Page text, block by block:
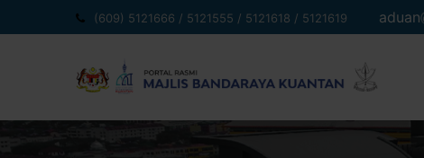
(609) 5121666 / 5121555 / 5121618 / 5121619 aduan